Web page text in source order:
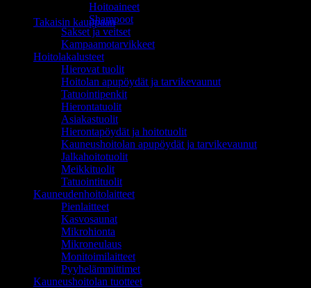
Takaisin kauppaan
Hoitoaineet
Shampoot
Sakset ja veitset
Kampaamotarvikkeet
Hoitolakalusteet
Hierovat tuolit
Hoitolan apupöydät ja tarvikevaunut
Tatuointipenkit
Hierontatuolit
Asiakastuolit
Hierontapöydät ja hoitotuolit
Kauneushoitolan apupöydät ja tarvikevaunut
Jalkahoitotuolit
Meikkituolit
Tatuointituolit
Kauneudenhoitolaitteet
Pienlaitteet
Kasvosaunat
Mikrohionta
Mikroneulaus
Monitoimilaitteet
Pyyhelämmittimet
Kauneushoitolan tuotteet